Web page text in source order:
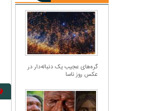
گره‌های عجیب یک دنباله‌دار در
عکس روز ناسا